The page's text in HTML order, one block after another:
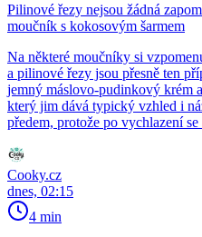
Pilinové řezy nejsou žádná
moučník s kokosovým šarmem
Na některé moučníky si
a pilinové řezy jsou přesně ten
jemný máslovo-pudinkový krém
který jim dává typický vzhled i
předem, protože po vychlazení
Cooky.cz
dnes, 02:15
4 min